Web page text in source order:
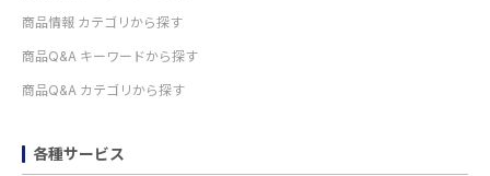
商品情報 カテゴリから探す
商品Q&A キーワードから探す
商品Q&A カテゴリから探す
各種サービス